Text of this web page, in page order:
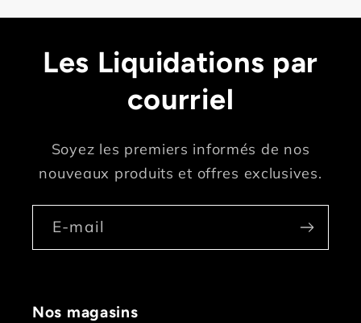
Les Liquidations par
courriel
Soyez les premiers informés de nos
nouveaux produits et offres exclusives.
E-mail
Nos magasins